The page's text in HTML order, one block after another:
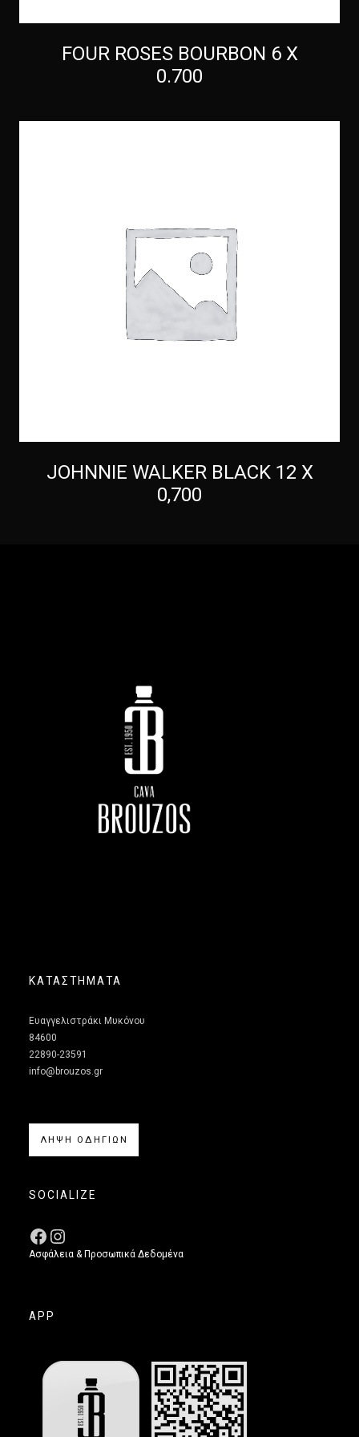
FOUR ROSES BOURBON 6 X
0.700
JOHNNIE WALKER BLACK 12 X
0,700
ΚΑΤΑΣΤΗΜΑΤΑ
Ευαγγελιστράκι Μυκόνου
84600
22890-23591
info@brouzos.gr
ΛΗΨΗ ΟΔΗΓΙΩΝ
SOCIALIZE
Ασφάλεια & Προσωπικά Δεδομένα
APP